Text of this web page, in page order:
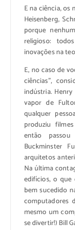
E na ciência, os
Heisenberg,
porque
religioso:
inovações na
E, no caso de
ciências”,
indústria.
vapor de
qualquer
produziu
então
Buckminster
arquitetos
Na última
edifícios, o
bem sucedido
computadores
mesmo um
se divertir!) Bill